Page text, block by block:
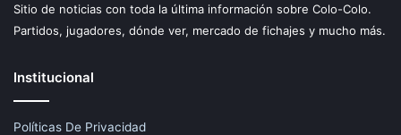
Sitio de noticias con toda la última información sobre Colo-Colo.
Partidos, jugadores, dónde ver, mercado de fichajes y mucho más.
Institucional
Políticas De Privacidad